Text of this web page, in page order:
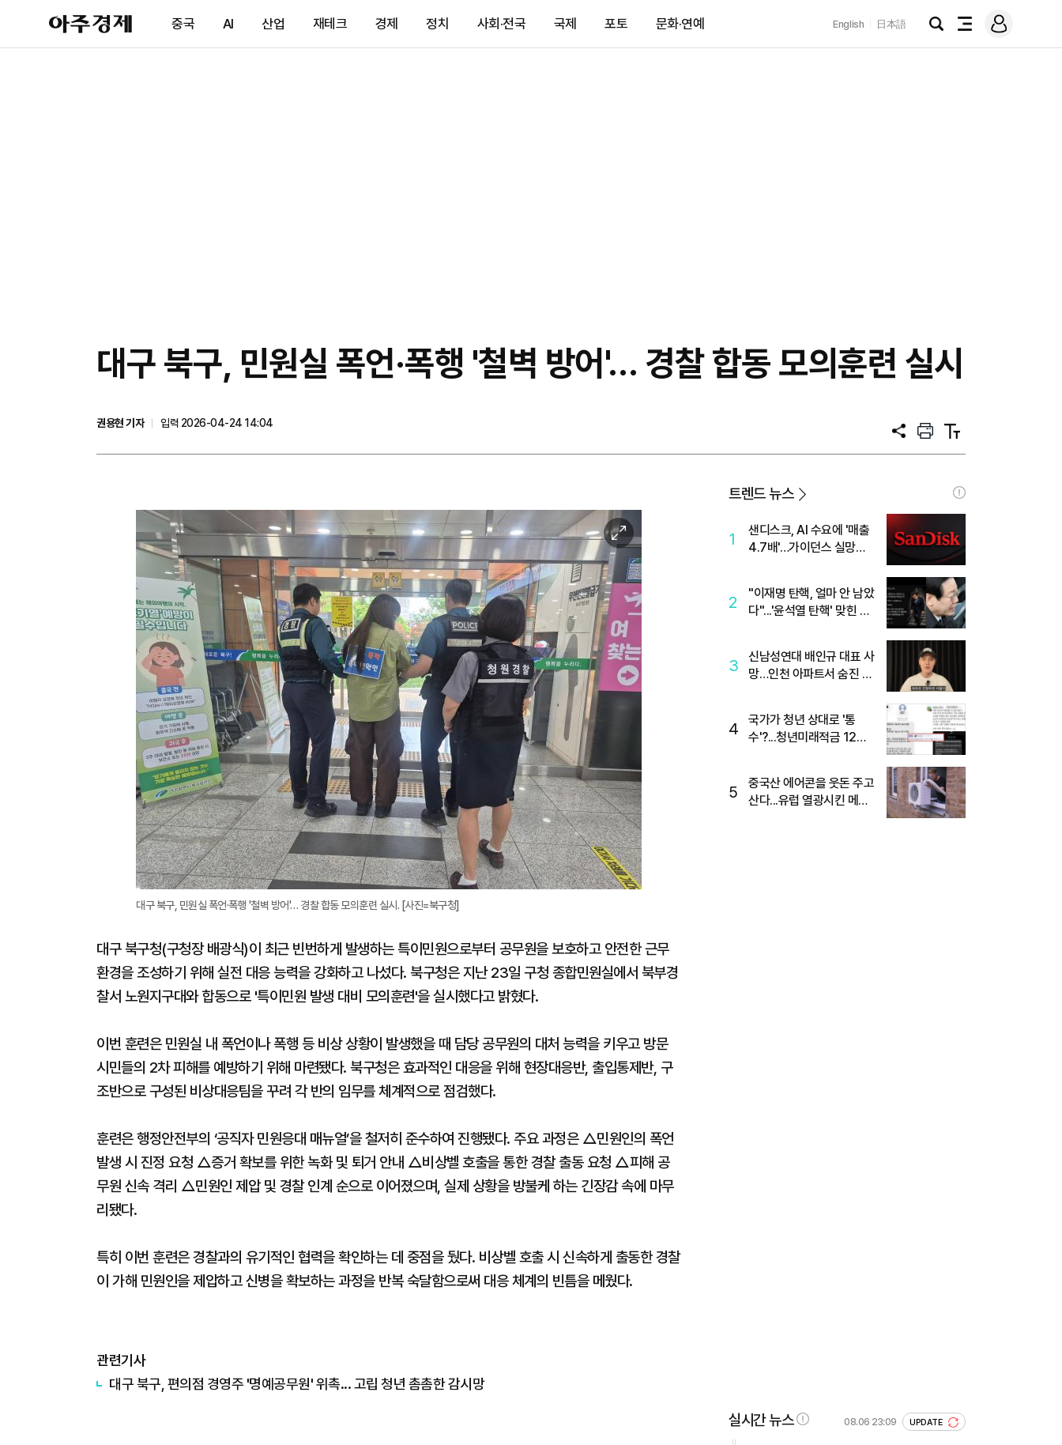
아
주
제
중국 AI 산업 재테크 경제 정치 사회·전국 국제 포토 문화·연예 English 日本語
검
전
메
그
대구 북구, 민원실 폭언·폭행 '철벽 방어'… 경찰 합동 모의훈련 실시
권용현 기자
입력 2026-04-24 14:04
공
프
트
텍
트
이
미
지
확
대
대구 북구, 민원실 폭언·폭행 '철벽 방어'… 경찰 합동 모의훈련 실시. [사진=북구청]
대구 북구청(구청장 배광식)이 최근 빈번하게 발생하는 특이민원으로부터 공무원을 보호하고 안전한 근무
환경을 조성하기 위해 실전 대응 능력을 강화하고 나섰다. 북구청은 지난 23일 구청 종합민원실에서 북부경
찰서 노원지구대와 합동으로 '특이민원 발생 대비 모의훈련'을 실시했다고 밝혔다.
이번 훈련은 민원실 내 폭언이나 폭행 등 비상 상황이 발생했을 때 담당 공무원의 대처 능력을 키우고 방문
시민들의 2차 피해를 예방하기 위해 마련됐다. 북구청은 효과적인 대응을 위해 현장대응반, 출입통제반, 구
조반으로 구성된 비상대응팀을 꾸려 각 반의 임무를 체계적으로 점검했다.
훈련은 행정안전부의 ‘공직자 민원응대 매뉴얼’을 철저히 준수하여 진행됐다. 주요 과정은 △민원인의 폭언
발생 시 진정 요청 △증거 확보를 위한 녹화 및 퇴거 안내 △비상벨 호출을 통한 경찰 출동 요청 △피해 공
무원 신속 격리 △민원인 제압 및 경찰 인계 순으로 이어졌으며, 실제 상황을 방불케 하는 긴장감 속에 마무
리됐다.
특히 이번 훈련은 경찰과의 유기적인 협력을 확인하는 데 중점을 뒀다. 비상벨 호출 시 신속하게 출동한 경찰
이 가해 민원인을 제압하고 신병을 확보하는 과정을 반복 숙달함으로써 대응 체계의 빈틈을 메웠다.
관련기사
대구 북구, 편의점 경영주 '명예공무원' 위촉... 고립 청년 촘촘한 감시망
트렌드 뉴스
1
샌디스크, AI 수요에 '매출
4.7배'…가이던스 실망에
2
"이재명 탄핵, 얼마 안 남았
다"...'윤석열 탄핵' 맞힌 무
3
신남성연대 배인규 대표 사
망…인천 아파트서 숨진 채
4
국가가 청년 상대로 '통
수'?...청년미래적금 12%
5
중국산 에어콘을 웃돈 주고
산다...유럽 열광시킨 메이
실시간 뉴스 08.06 23:09 UPDATE